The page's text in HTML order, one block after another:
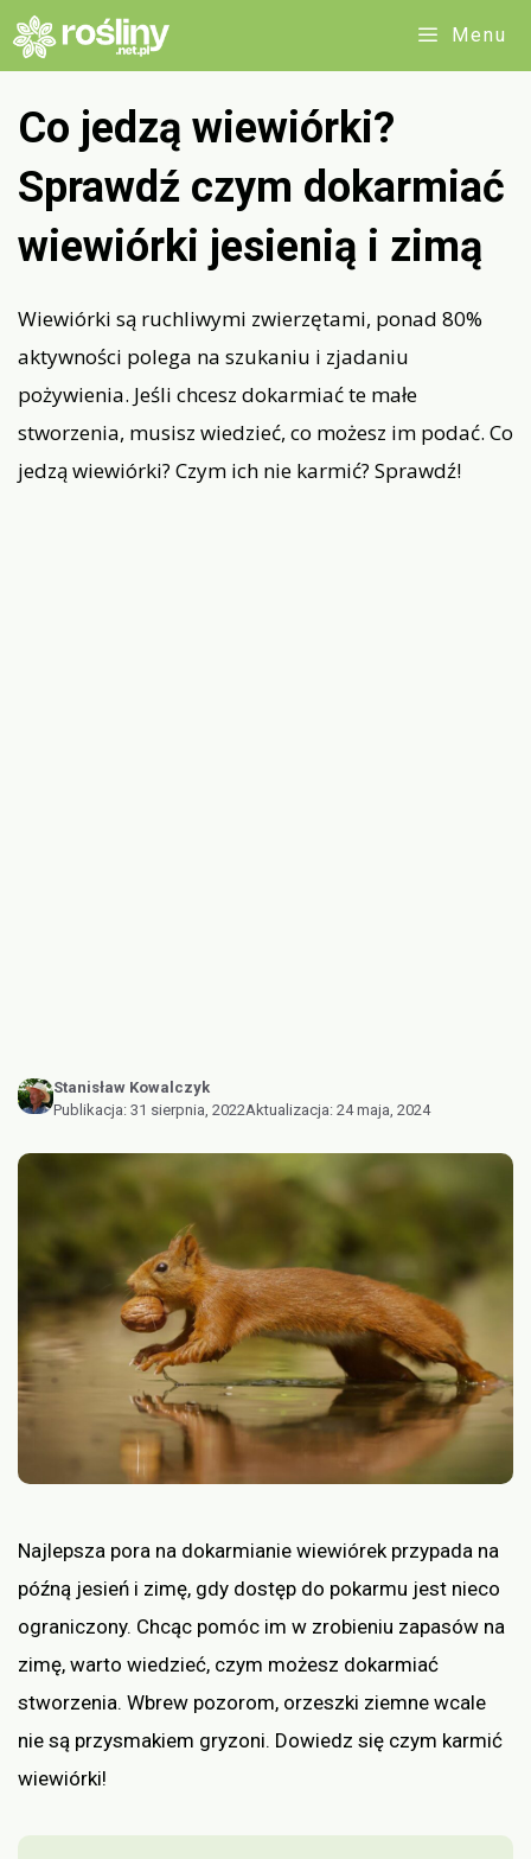
Przejdź
do
Menu
Co jedzą wiewiórki?
Sprawdź czym dokarmiać
wiewiórki jesienią i zimą
Wiewiórki są ruchliwymi zwierzętami, ponad 80%
aktywności polega na szukaniu i zjadaniu
pożywienia. Jeśli chcesz dokarmiać te małe
stworzenia, musisz wiedzieć, co możesz im podać. Co
jedzą wiewiórki? Czym ich nie karmić? Sprawdź!
Stanisław Kowalczyk
Publikacja: 31 sierpnia, 2022Aktualizacja: 24 maja, 2024
Najlepsza pora na dokarmianie wiewiórek przypada na
późną jesień i zimę, gdy dostęp do pokarmu jest nieco
ograniczony. Chcąc pomóc im w zrobieniu zapasów na
zimę, warto wiedzieć, czym możesz dokarmiać
stworzenia. Wbrew pozorom, orzeszki ziemne wcale
nie są przysmakiem gryzoni. Dowiedz się czym karmić
wiewiórki!